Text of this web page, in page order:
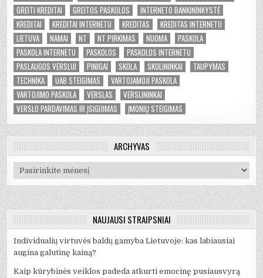
GREITI KREDITAI
GREITOS PASKOLOS
INTERNETO BANKININKYSTĖ
KREDITAI
KREDITAI INTERNETU KREDITAS
KREDITAS INTERNETU
LIETUVA
NAMAI NT NT PIRKIMAS NUOMA
PASKOLA
PASKOLA INTERNETU
PASKOLOS
PASKOLOS INTERNETU
PASLAUGOS VERSLUI
PINIGAI SKOLA SKOLININKAI
TAUPYMAS
TECHNIKA
UAB STEIGIMAS
VARTOJAMOJI PASKOLA
VARTOJIMO PASKOLA
VERSLAS
VERSLININKAI
VERSLO PARDAVIMAS IR ĮSIGIJIMAS
ĮMONIŲ STEIGIMAS
ARCHYVAS
Archyvas
NAUJAUSI STRAIPSNIAI
Individualių virtuvės baldų gamyba Lietuvoje: kas labiausiai
augina galutinę kainą?
Kaip kūrybinės veiklos padeda atkurti emocinę pusiausvyrą